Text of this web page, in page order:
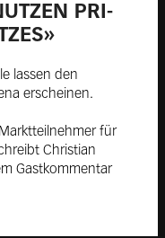
PRI­
lassen den
erscheinen.
für
Christian
Gastkommentar